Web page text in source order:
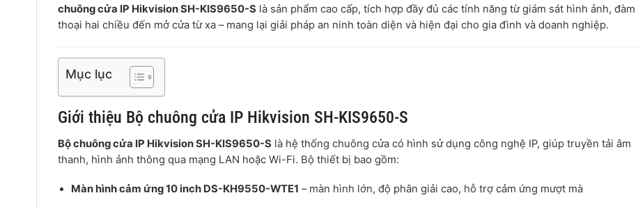
chuông cửa IP Hikvision SH-KIS9650-S là sản phẩm cao cấp, tích hợp đầy đủ các tính năng từ giám sát hình ảnh, đàm
thoại hai chiều đến mở cửa từ xa – mang lại giải pháp an ninh toàn diện và hiện đại cho gia đình và doanh nghiệp.
Mục lục
Giới thiệu Bộ chuông cửa IP Hikvision SH-KIS9650-S
Bộ chuông cửa IP Hikvision SH-KIS9650-S là hệ thống chuông cửa có hình sử dụng công nghệ IP, giúp truyền tải âm
thanh, hình ảnh thông qua mạng LAN hoặc Wi-Fi. Bộ thiết bị bao gồm:
Màn hình cảm ứng 10 inch DS-KH9550-WTE1 – màn hình lớn, độ phân giải cao, hỗ trợ cảm ứng mượt mà